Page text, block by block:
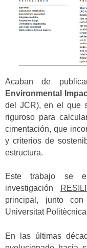
Acaban de
Environmental
del JCR), en el que
riguroso para
cimentación, que
y criterios de
estructura.
Este trabajo se
investigación
principal, junto
Universitat
En las últimas